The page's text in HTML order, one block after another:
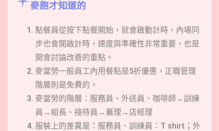
麥胞才知道的
點餐員從按下點餐開始，就會啟動計時，內場同
步也會開啟計時，速度與準確性非常重要，也是
開會討論改善的重點。
麥當勞一般員工內用餐點是5折優惠，正職管理
階層則是免費的。
麥當勞的階層：服務員、外送員、咖啡師→訓練
員→組長、接待員→襄理→店經理
服裝上的差異是：服務員、訓練員：T shirt；外